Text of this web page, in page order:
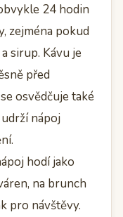
24 hodin
zejména pokud
sirup. Kávu je
před
osvědčuje také
nápoj
hodí jako
na brunch
pro návštěvy.